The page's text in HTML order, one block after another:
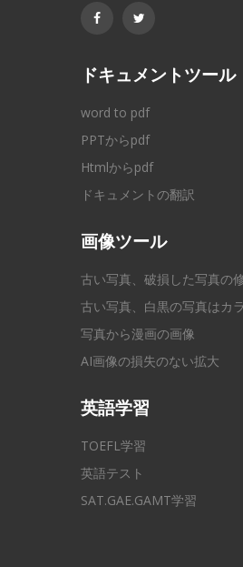
ドキュメントツール
word to pdf
PPTからpdf
Htmlからpdf
ドキュメントの翻訳
画像ツール
古い写真、破損した写真の
古い写真、白黒の写真はカ
写真から漫画の画像
AI画像の損失のない拡大
英語学習
TOEFL学習
英語テスト
SAT.GAE.GAMT学習